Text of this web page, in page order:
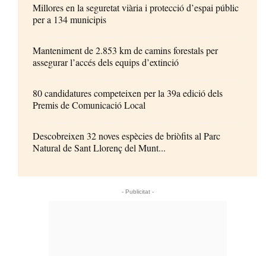
Millores en la seguretat viària i protecció d’espai públic
per a 134 municipis
Manteniment de 2.853 km de camins forestals per
assegurar l’accés dels equips d’extinció
80 candidatures competeixen per la 39a edició dels
Premis de Comunicació Local
Descobreixen 32 noves espècies de briòfits al Parc
Natural de Sant Llorenç del Munt...
- Publicitat -